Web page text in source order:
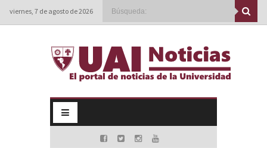
viernes, 7 de agosto de 2026